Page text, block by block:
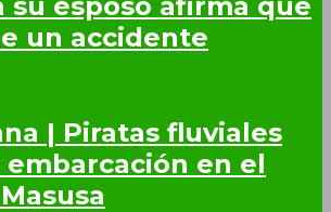
un accidente
| Piratas fluviales
embarcación en el